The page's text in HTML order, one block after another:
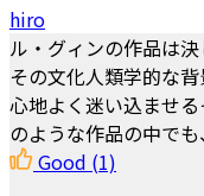
hiro
ル・グィンの作品は
その文化人類学的な
心地よく迷い込ませ
のような作品の中で
Good (1)